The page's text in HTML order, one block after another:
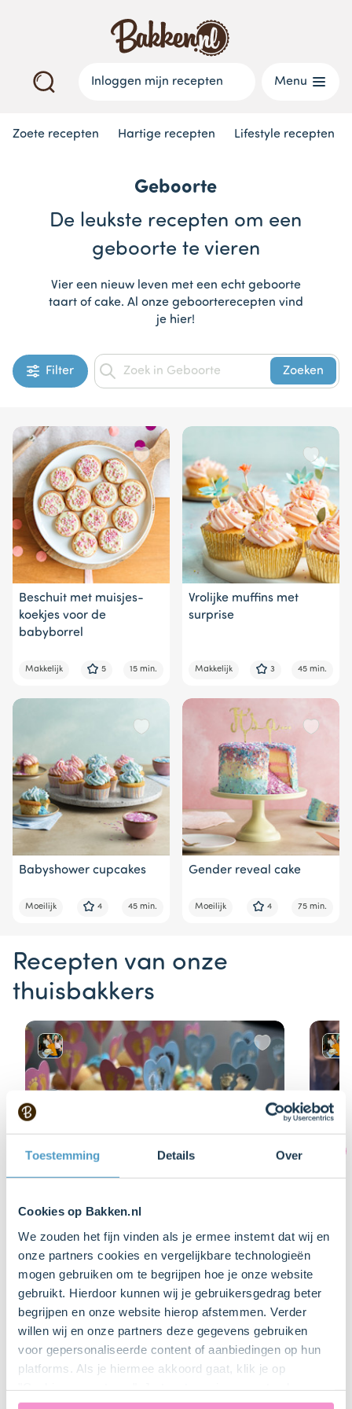
Toestemming Details Over
Cookies op Bakken.nl
We zouden het fijn vinden als je ermee instemt dat wij en
onze partners cookies en vergelijkbare technologieën
mogen gebruiken om te begrijpen hoe je onze website
gebruikt. Hierdoor kunnen wij je gebruikersgedrag beter
begrijpen en onze website hierop afstemmen. Verder
willen wij en onze partners deze gegevens gebruiken
voor gepersonaliseerde content of aanbiedingen op hun
platforms. Als je hiermee akkoord gaat, klik je op
uitdrukkelijk een eventuele gegevensoverdracht naar de
Inloggen mijn recepten Menu
Zoete recepten Hartige recepten Lifestyle recepten
Geboorte
De leukste recepten om een
geboorte te vieren
Vier een nieuw leven met een echt geboorte
taart of cake. Al onze geboorterecepten vind
je hier!
Filter Zoeken
Beschuit met muisjes-
koekjes voor de
babyborrel
Makkelijk 5 15 min.
Vrolijke muffins met
surprise
Makkelijk 3 45 min.
Babyshower cupcakes
Moeilijk 4 45 min.
Gender reveal cake
Moeilijk 4 75 min.
Recepten van onze
thuisbakkers
20 min. 5
Babyshower mini muffins
Item
of
Meer thuisbakkers recepten